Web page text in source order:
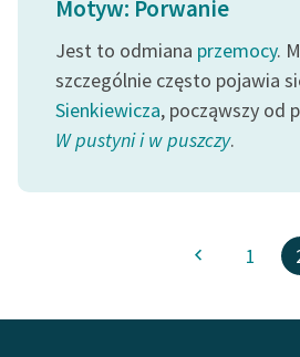
Ręce pełne poezji
Kolekcje edukacyjne
twórców przechodzących
do domeny publicznej,
lektur szkolnych oraz
O nas
Motyw: Porwanie
Jest to odmiana przemocy.
szczególnie często pojawia
Sienkiewicza, począwszy od
W pustyni i w puszczy.
1